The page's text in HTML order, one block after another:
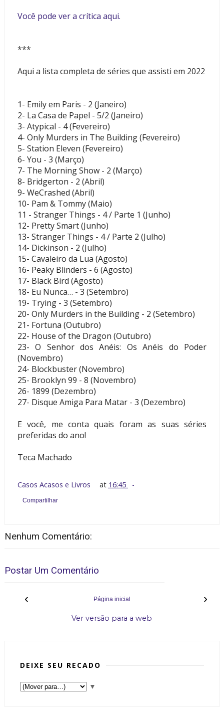
Você pode ver a crítica aqui.
***
Aqui a lista completa de séries que assisti em 2022
1- Emily em Paris - 2 (Janeiro)
2- La Casa de Papel - 5/2 (Janeiro)
3- Atypical - 4 (Fevereiro)
4- Only Murders in The Building (Fevereiro)
5- Station Eleven (Fevereiro)
6- You - 3 (Março)
7- The Morning Show - 2 (Março)
8- Bridgerton - 2 (Abril)
9- WeCrashed (Abril)
10- Pam & Tommy (Maio)
11 - Stranger Things - 4 / Parte 1 (Junho)
12- Pretty Smart (Junho)
13- Stranger Things - 4 / Parte 2 (Julho)
14- Dickinson - 2 (Julho)
15- Cavaleiro da Lua (Agosto)
16- Peaky Blinders - 6 (Agosto)
17- Black Bird (Agosto)
18- Eu Nunca… - 3 (Setembro)
19- Trying - 3 (Setembro)
20- Only Murders in the Building - 2 (Setembro)
21- Fortuna (Outubro)
22- House of the Dragon (Outubro)
23- O Senhor dos Anéis: Os Anéis do Poder
(Novembro)
24- Blockbuster (Novembro)
25- Brooklyn 99 - 8 (Novembro)
26- 1899 (Dezembro)
27- Disque Amiga Para Matar - 3 (Dezembro)
E você, me conta quais foram as suas séries
preferidas do ano!
Teca Machado
Casos Acasos e Livros at 16:45
Compartilhar
Nenhum Comentário:
Postar Um Comentário
‹ ›
Página inicial
Ver versão para a web
DEIXE SEU RECADO
▼